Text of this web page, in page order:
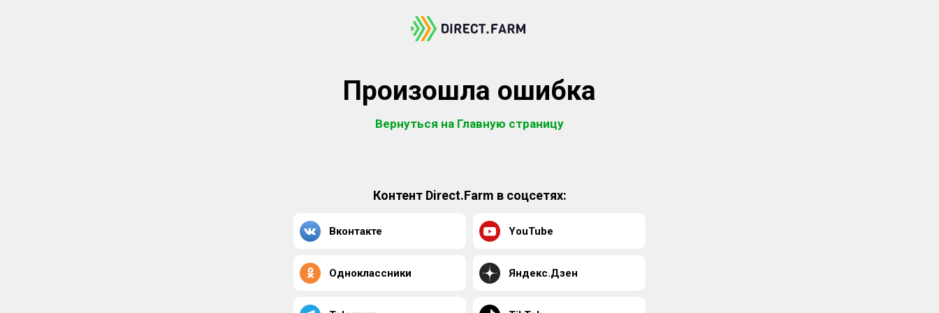
Произошла ошибка
Вернуться на Главную страницу
Контент Direct.Farm в соцсетях:
Вконтакте YouTube
Одноклассники Яндекс.Дзен